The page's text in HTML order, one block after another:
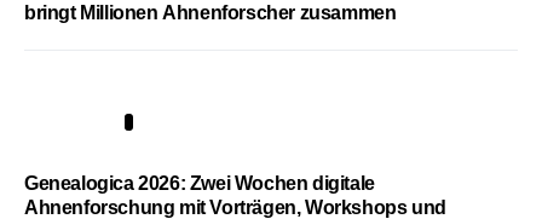
bringt Millionen Ahnenforscher zusammen
Genealogica 2026: Zwei Wochen digitale
Ahnenforschung mit Vorträgen, Workshops und